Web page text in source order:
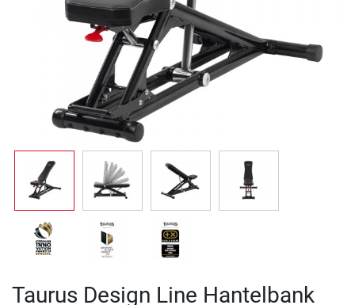
Taurus Design Line Hantelbank